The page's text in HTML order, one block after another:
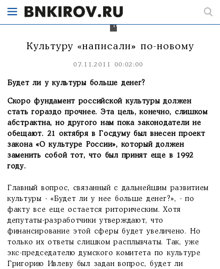
над
головой.
Культуру «написали» по-новому
07.11.2011 00:02:00
Будет ли у культуры больше денег?
Скоро фундамент российской культуры должен
стать гораздо прочнее. Эта цель, конечно, слишком
абстрактна, но другого нам пока законодатели не
обещают. 21 октября в Госдуму был внесен проект
закона «О культуре России», который должен
заменить собой тот, что был принят еще в 1992
году.
Главный вопрос, связанный с дальнейшим развитием
культуры - «Будет ли у нее больше денег?», - по
факту все еще остается риторическим. Хотя
депутаты-разработчики утверждают, что
финансирование этой сферы будет увеличено. Но
только их ответы слишком расплывчаты. Так, уже
экс-председателю думского комитета по культуре
Григорию Ивлеву был задан вопрос, будет ли